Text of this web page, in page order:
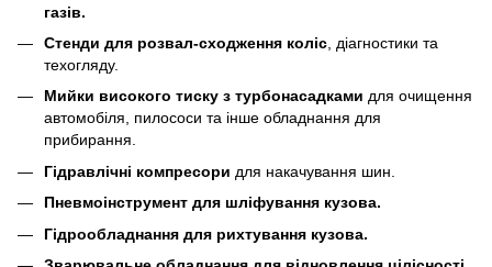
газів.
Стенди для розвал-сходження коліс , діагностики та
техогляду.
Мийки високого тиску з турбонасадками для очищення
автомобіля, пилососи та інше обладнання для
прибирання.
Гідравлічні компресори для накачування шин.
Пневмоінструмент для шліфування кузова.
Гідрообладнання для рихтування кузова.